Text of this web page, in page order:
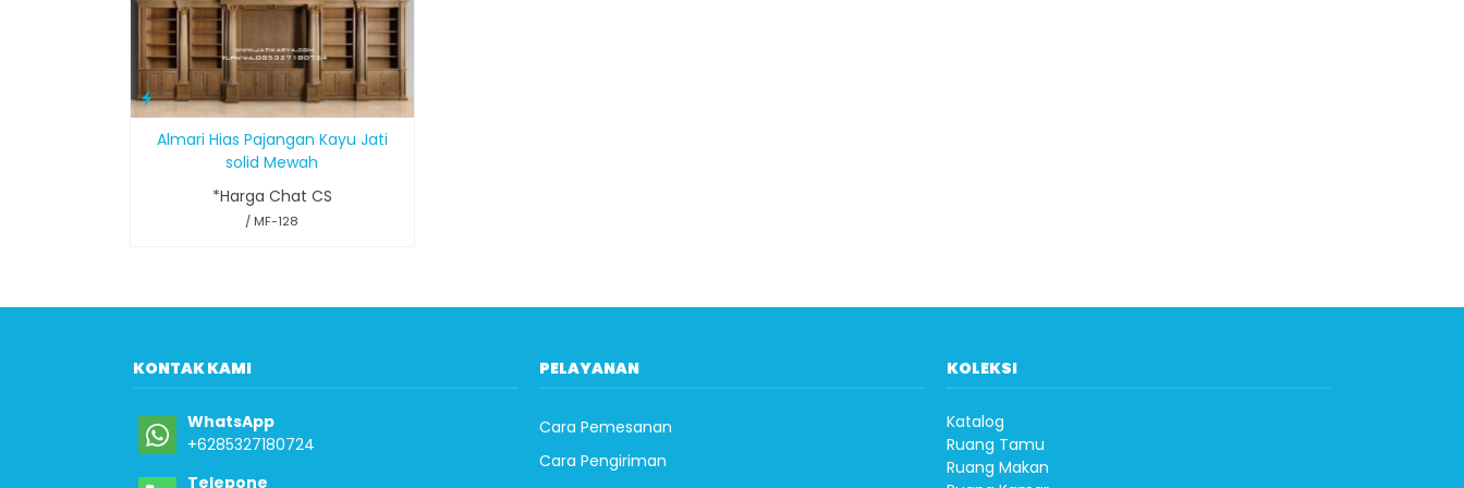
Almari Hias Pajangan Kayu Jati
solid Mewah
*Harga Chat CS
/ MF-128
KONTAK KAMI
WhatsApp
+6285327180724
Telepone
PELAYANAN
Cara Pemesanan
Cara Pengiriman
KOLEKSI
Katalog
Ruang Tamu
Ruang Makan